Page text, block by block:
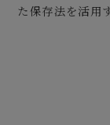
た保存法を活用